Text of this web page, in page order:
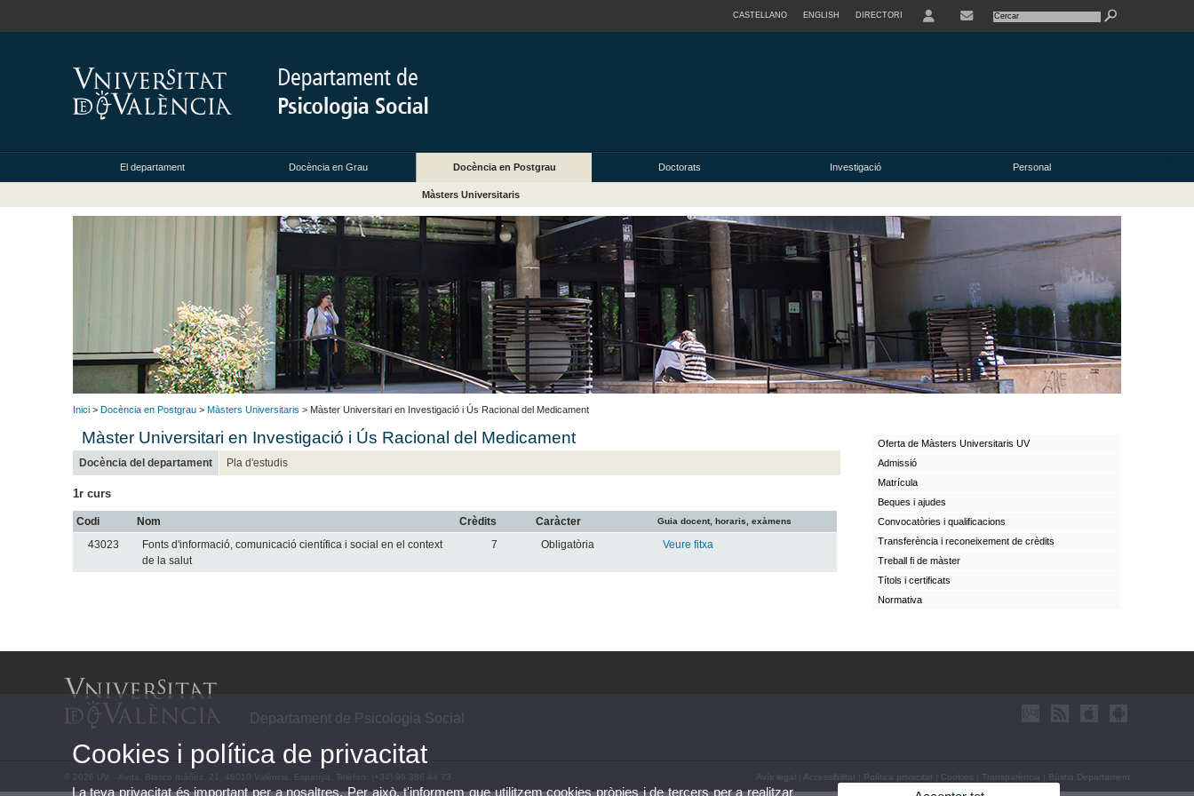
CASTELLANO ENGLISH DIRECTORI
El departament Docència en Grau Docència en Postgrau Doctorats Investigació Personal
Màsters Universitaris
Inici > Docència en Postgrau > Màsters Universitaris > Màster Universitari en Investigació i Ús Racional del Medicament
Màster Universitari en Investigació i Ús Racional del Medicament
Docència del departament Pla d'estudis
1r curs
Codi Nom Crèdits Caràcter Guia docent, horaris, exàmens
43023
Fonts d'informació, comunicació científica i social en el context
de la salut
7 Obligatòria Veure fitxa
Oferta de Màsters Universitaris UV
Admissió
Matrícula
Beques i ajudes
Convocatòries i qualificacions
Transferència i reconeixement de crèdits
Treball fi de màster
Títols i certificats
Normativa
Departament de Psicologia Social
© 2026 UV. - Avda. Blasco Ibáñez, 21. 46010 València. Espanya. Telèfon: (+34) 96 386 44 73 Avís legal Accessibilitat Política privacitat Cookies Transparència Bústia Departament
Cookies i política de privacitat
La teva privacitat és important per a nosaltres. Per això, t'informem que utilitzem cookies pròpies i de tercers per a realitzar